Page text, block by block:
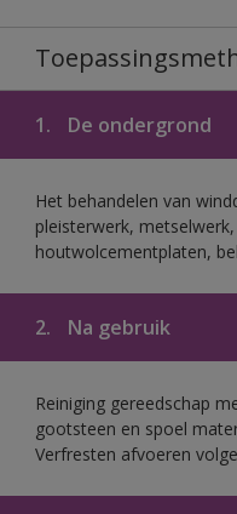
1. De ondergrond
Het behandelen van
pleisterwerk,
houtwolcementplaten,
2. Na gebruik
Reiniging gereedschap
gootsteen en spoel
Verfresten afvoeren